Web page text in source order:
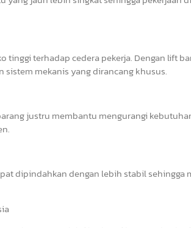
terhadap cedera pekerja. Dengan lift
mekanis yang dirancang khusus.
justru membantu mengurangi
dipindahkan dengan lebih stabil sehingga